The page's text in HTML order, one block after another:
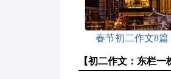
春节初二作文8篇
【初二作文：东栏